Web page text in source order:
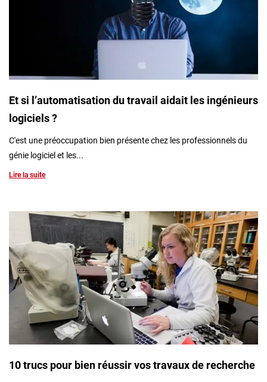
Et si l’automatisation du travail aidait les ingénieurs
logiciels ?
C'est une préoccupation bien présente chez les professionnels du
génie logiciel et les...
Lire la suite
10 trucs pour bien réussir vos travaux de recherche